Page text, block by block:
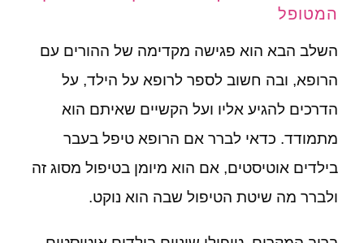
המטופל
השלב הבא הוא פגישה מקדימה של ההורים עם
הרופא, ובה חשוב לספר לרופא על הילד, על
הדרכים להגיע אליו ועל הקשיים שאיתם הוא
מתמודד. כדאי לברר אם הרופא טיפל בעבר
בילדים אוטיסטים, אם הוא מיומן בטיפול מסוג זה
ולברר מה שיטת הטיפול שבה הוא נוקט.